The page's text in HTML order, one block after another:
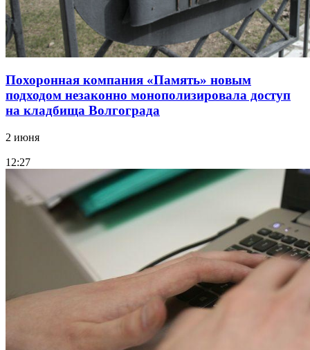
Похоронная компания «Память» новым
подходом незаконно монополизировала доступ
на кладбища Волгограда
2 июня
12:27